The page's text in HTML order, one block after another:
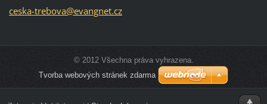
ceska-trebova@evangnet.cz
© 2012 Všechna práva vyhrazena.
Tvorba webových stránek zdarma